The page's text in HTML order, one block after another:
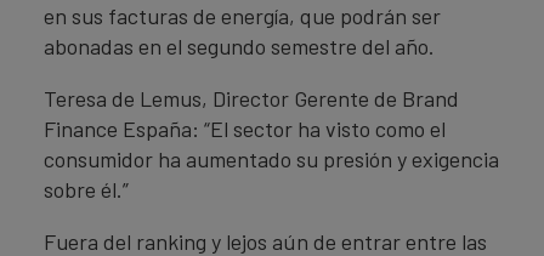
en sus facturas de energía, que podrán ser
abonadas en el segundo semestre del año.
Teresa de Lemus, Director Gerente de Brand
Finance España: “El sector ha visto como el
consumidor ha aumentado su presión y exigencia
sobre él.”
Fuera del ranking y lejos aún de entrar entre las